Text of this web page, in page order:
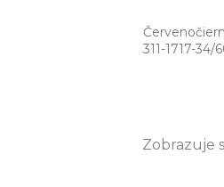
311­-1717­-34/
Zobrazuje